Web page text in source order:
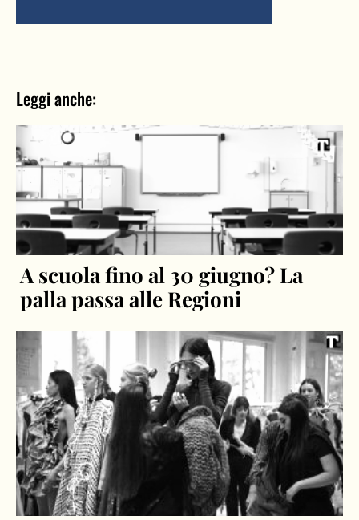
Leggi anche:
A scuola fino al 30 giugno? La
palla passa alle Regioni